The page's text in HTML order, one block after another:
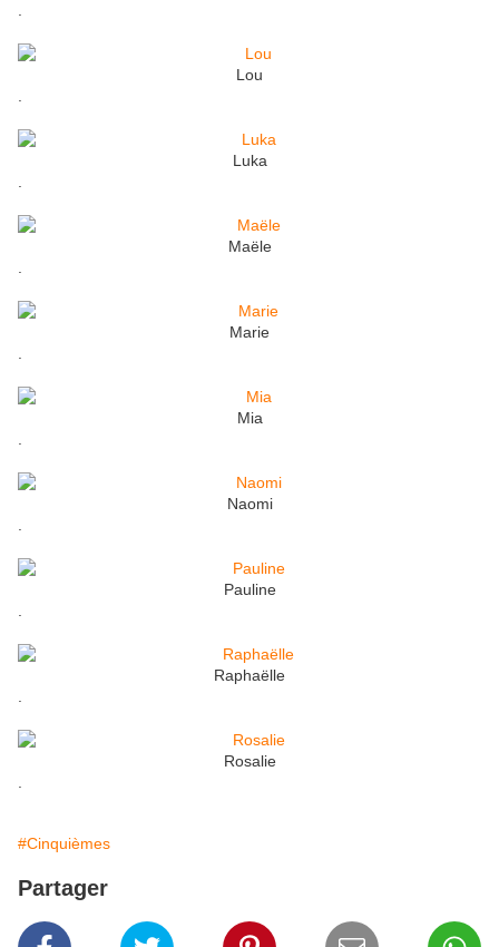
Lou
Luka
Maële
Marie
Mia
Naomi
Pauline
Raphaëlle
Rosalie
#Cinquièmes
Partager